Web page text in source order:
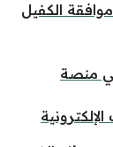
الكفيل
منصة